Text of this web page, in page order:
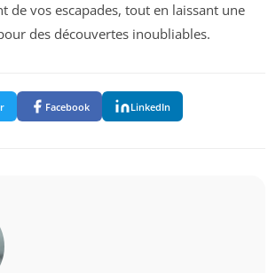
de vos escapades, tout en laissant une
des découvertes inoubliables.
Facebook LinkedIn